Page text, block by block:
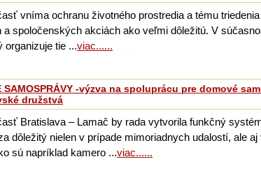
vníma ochranu životného prostredia a tému
a spoločenských akciách ako veľmi dôležitú. V
organizuje tie ...viac......
SAMOSPRÁVY -výzva na spoluprácu pre domové
družstvá
Bratislava – Lamač by rada vytvorila funkčný
dôležitý nielen v prípade mimoriadnych udalostí, ale aj
sú napríklad kamero ...viac......